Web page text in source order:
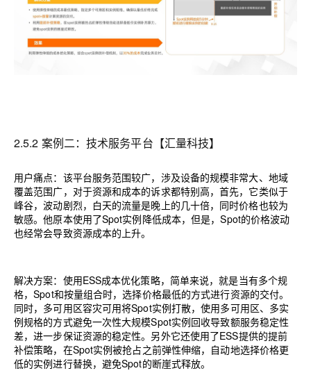
2.5.2 案例二：技术服务平台【汇量科技】
用户痛点：该平台服务范围较广，涉及设备的规模非常大、地域
覆盖范围广，对于资源和成本的诉求都特别高，首先，它类似于
峰谷，波动剧烈，白天的流量是晚上的几十倍，同时价格也较为
敏感。他原本使用了Spot实例降低成本，但是，Spot的价格波动
也经常会导致资源成本的上升。
解决方案：使用ESS成本优化策略，简单来说，就是当有多个规
格，Spot和按量组合时，选择价格最低的方式进行资源的交付。
同时，多可用区容灾可用将Spot实例打散，使用多可用区、多实
例规格的方式避免一次性大规模Spot实例回收导致额服务稳定性
差，进一步保证资源的稳定性。另外它还使用了ESS提供的提前
补偿策略，在Spot实例被抢占之前弹性伸缩，自动地选择价格更
低的实例进行替换，避免Spot的断崖式释放。